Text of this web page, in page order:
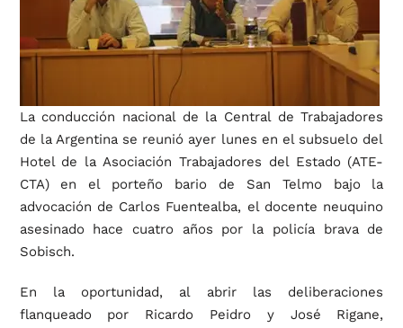
La conducción nacional de la Central de Trabajadores
de la Argentina se reunió ayer lunes en el subsuelo del
Hotel de la Asociación Trabajadores del Estado (ATE-
CTA) en el porteño bario de San Telmo bajo la
advocación de Carlos Fuentealba, el docente neuquino
asesinado hace cuatro años por la policía brava de
Sobisch.
En la oportunidad, al abrir las deliberaciones
flanqueado por Ricardo Peidro y José Rigane,